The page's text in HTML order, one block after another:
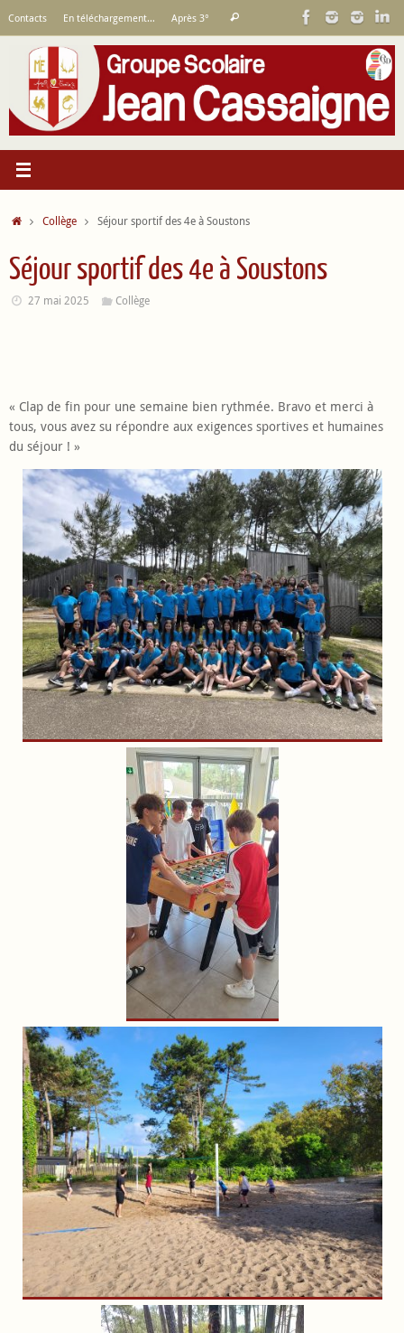
contenu
Contacts En téléchargement… Après 3°
Recherche
:
Rechercher
AccueilCollège Séjour sportif des 4e à Soustons
Séjour sportif des 4e à Soustons
27 mai 2025 Collège
« Clap de fin pour une semaine bien rythmée. Bravo et merci à
tous, vous avez su répondre aux exigences sportives et humaines
du séjour ! »